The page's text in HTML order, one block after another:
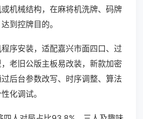
机械结构，在麻将机洗牌、码牌
到控牌目的。
序安装，适配嘉兴市面四口、过
老旧公版主板易改装，新款加密
后台参数改写、时序调整、算法
化调试。